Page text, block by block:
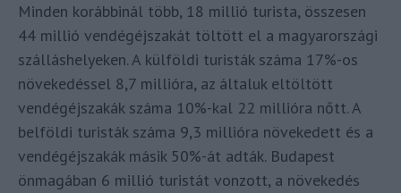
Minden korábbinál több, 18 millió turista, összesen
44 millió vendégéjszakát töltött el a magyarországi
szálláshelyeken. A külföldi turisták száma 17%-os
növekedéssel 8,7 millióra, az általuk eltöltött
vendégéjszakák száma 10%-kal 22 millióra nőtt. A
belföldi turisták száma 9,3 millióra növekedett és a
vendégéjszakák másik 50%-át adták. Budapest
önmagában 6 millió turistát vonzott, a növekedés